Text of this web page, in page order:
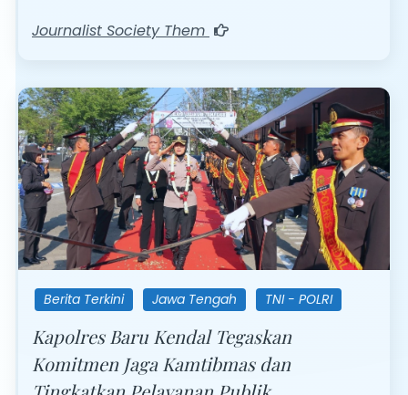
Journalist Society Them
Berita Terkini Jawa Tengah TNI - POLRI
Kapolres Baru Kendal Tegaskan
Komitmen Jaga Kamtibmas dan